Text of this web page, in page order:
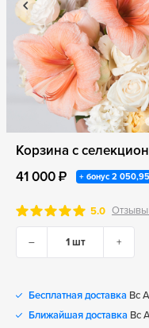
Корзина с
41 000 ₽
+ бонус 2
5.0 Отзывы
– +
Бесплатная доставка Вс
Ближайшая доставка Вс